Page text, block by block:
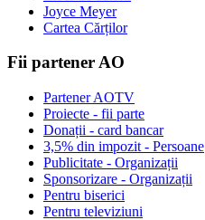
Joyce Meyer
Cartea Cărților
Fii partener AO
Partener AOTV
Proiecte - fii parte
Donații - card bancar
3,5% din impozit - Persoane
Publicitate - Organizații
Sponsorizare - Organizații
Pentru biserici
Pentru televiziuni